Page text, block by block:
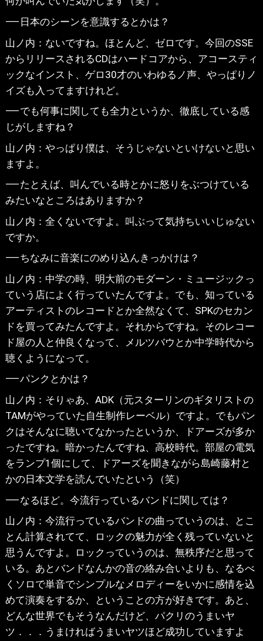
⸺日本のシーンを意識するとかは？
山ノ内：ないですね。ほとんど、ゼロです。今回のSSE
からリリースされるCDはハードコアから、アコースティ
ックなインスト、ゲロ30才のいわゆるノ声、やっぱりノ
イズも入ってますけれど。
⸺でも何事に関しても全力というか、徹底している感
じがしますね？
山ノ内：やっぱり僕は、そうじゃないといけないと思い
ますよ。
⸺たとえば、叫んでいる時とかに怒りをぶつけている
みたいなところはありますか？
山ノ内：全くないですよ。叫ぶって気持ちいいじゅない
ですか。
⸺ちなみに音楽にのめり込んきっかけは？
山ノ内：中学の時、明大前のモダーン・ミュージックっ
ていう店によく行っていたんですよ。でも、知っている
アーティストのレコードとか全然なくて、SPKのセカン
ドを買ってみたんですよ。それからですね。そのレコー
ド屋の人と仲良くなって、メルツバウとか中学時代から
聴くようになって。
⸺パンクとかは？
山ノ内：そりゃあ、ADK（元スターリンのギタリストの
TAMがやっていた自生制作レーベル）ですよ。でもパン
クはそんなに聴いてなかったというか、ドアーズが多か
ったですね。暗かったんですね、高校時代。部屋の電気
をランプ1個にして、ドアーズを聞きながら島崎藤村と
かの日本文学を読んでいたという（笑）
⸺なるほど。今流行っているバンドに関しては？
山ノ内：今流行っているバンドの曲っていうのは、とこ
とん計算されてて、ロックの魅力が全く残っていないと
思うんですよ。ロックっていうのは、無秩序だと思って
いる。あとバンドなんかの音の絡み合いよりも、なるべ
くソロで単音でシンプルなメロディーをいかに感情を込
めて演奏をするか、ということの方が好きです。あと、
どんな世界でもそうなんだけど、パクリのうまいヤ
ツ．．．うまければうまいヤツほど成功していますよ